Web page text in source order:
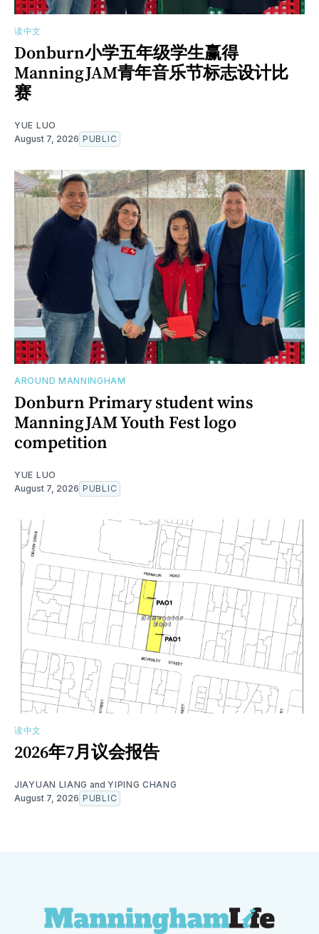
读中文
Donburn小学五年级学生赢得
ManningJAM青年音乐节标志设计比
赛
YUE LUO
August 7, 2026 PUBLIC
AROUND MANNINGHAM
Donburn Primary student wins
ManningJAM Youth Fest logo
competition
YUE LUO
August 7, 2026 PUBLIC
读中文
2026年7月议会报告
JIAYUAN LIANG andYIPING CHANG
August 7, 2026 PUBLIC